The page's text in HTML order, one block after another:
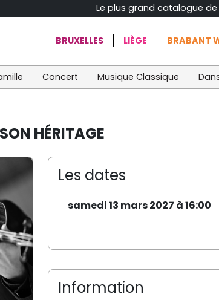
Le plus grand catalogue
BRUXELLES LIÈGE BRABANT
Concert Musique Classique
HÉRITAGE
Les dates
samedi 13 mars 2027 à 16:00
Information